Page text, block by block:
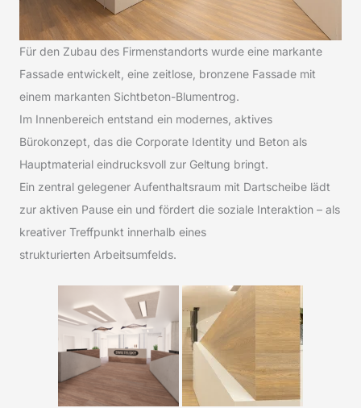
Für den Zubau des Firmenstandorts wurde eine markante
Fassade entwickelt, eine zeitlose, bronzene Fassade mit
einem markanten Sichtbeton-Blumentrog.
Im Innenbereich entstand ein modernes, aktives
Bürokonzept, das die Corporate Identity und Beton als
Hauptmaterial eindrucksvoll zur Geltung bringt.
Ein zentral gelegener Aufenthaltsraum mit Dartscheibe lädt
zur aktiven Pause ein und fördert die soziale Interaktion – als
kreativer Treffpunkt innerhalb eines
strukturierten Arbeitsumfelds.